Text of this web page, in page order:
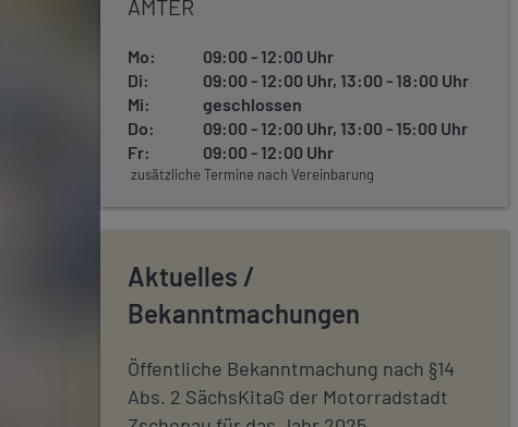
ÄMTER
Mo:
09:00 - 12:00 Uhr
Di:
09:00 - 12:00 Uhr, 13:00 - 18:00 Uhr
Mi:
geschlossen
Do:
09:00 - 12:00 Uhr, 13:00 - 15:00 Uhr
Fr:
09:00 - 12:00 Uhr
zusätzliche Termine nach Vereinbarung
Aktuelles /
Bekanntmachungen
Öffentliche Bekanntmachung nach §14
Abs. 2 SächsKitaG der Motorradstadt